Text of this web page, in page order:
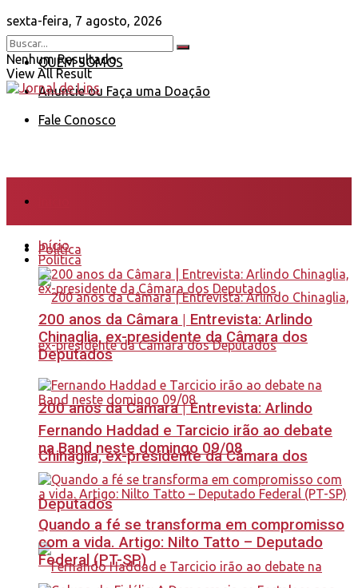
sexta-feira, 7 agosto, 2026
QUEM SOMOS
Anuncie ou Faça uma Doação
Fale Conosco
Nenhum Resultado
View All Result
Política
200 anos da Câmara | Entrevista: Arlindo
Chinaglia, ex-presidente da Câmara dos
Deputados
Início
Política
200 anos da Câmara | Entrevista: Arlindo
Chinaglia, ex-presidente da Câmara dos
Deputados
Fernando Haddad e Tarcicio irão ao debate
na Band neste domingo 09/08
Quando a fé se transforma em compromisso
com a vida. Artigo: Nilto Tatto – Deputado
Federal (PT-SP)